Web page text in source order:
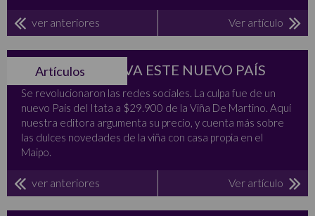
ver anteriores Ver artículo
Artículos
HACIA DÓNDE VA ESTE NUEVO PAÍS
Se revolucionaron las redes sociales. La culpa fue de un
nuevo País del Itata a $29.900 de la Viña De Martino. Aquí
nuestra editora argumenta su precio, y cuenta más sobre
las dulces novedades de la viña con casa propia en el
Maipo.
ver anteriores Ver artículo